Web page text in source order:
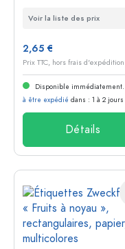
Voir la liste des prix
2,65 €
Prix TTC, hors frais d'expédition
Disponible immédiatement.
à être expédié dans : 1 à 2 jours
Détails